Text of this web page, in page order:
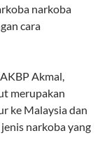
narkoba
cara
Akmal,
merupakan
ke Malaysia dan
narkoba yang